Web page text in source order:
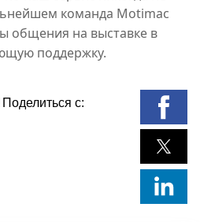
команда Motimac
общения на выставке в
поддержку.
с: